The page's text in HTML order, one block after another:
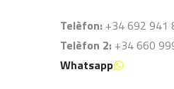
Telèfon: +34 692 941
Telèfon 2: +34 660
Whatsapp